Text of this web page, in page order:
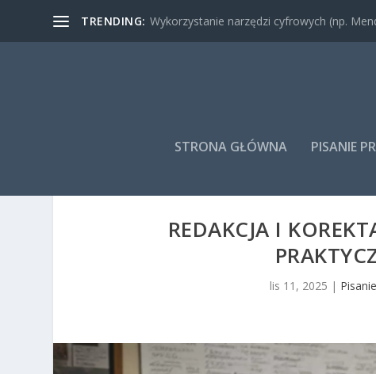
TRENDING: Wykorzystanie narzędzi cyfrowych (np.
STRONA GŁÓWNA PISANIE
REDAKCJA I
lis 11, 2025 |